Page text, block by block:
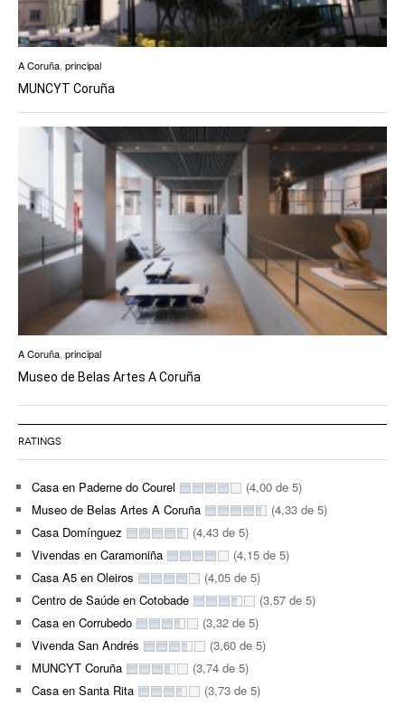
A Coruña, principal
MUNCYT Coruña
A Coruña principal
Museo de Belas Artes A Coruña
RATINGS
Casa en Paderne do Courel
(4,00 de 5)
Museo de Belas Artes A Coruña
(4,33 de 5)
Casa Domínguez
(4,43 de 5)
Vivendas en Caramoniña
(4,15 de 5)
Casa A5 en Oleiros
(4,05 de 5)
Centro de Saúde en Cotobade
(3,57 de 5)
Casa en Corrubedo
(3,32 de 5)
Vivenda San Andrés
(3,60 de 5)
MUNCYT Coruña
(3,74 de 5)
Casa en Santa Rita
(3,73 de 5)